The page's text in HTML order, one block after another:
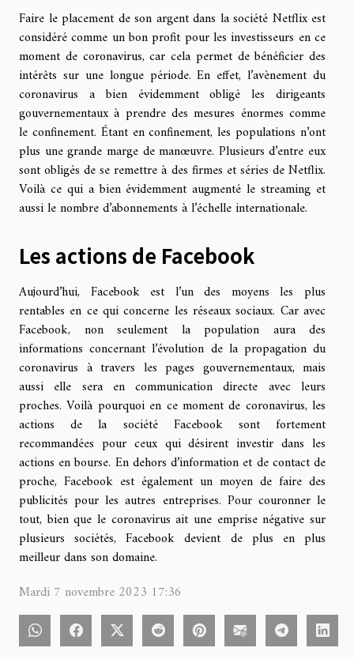
Faire le placement de son argent dans la société Netflix est
considéré comme un bon profit pour les investisseurs en ce
moment de coronavirus, car cela permet de bénéficier des
intérêts sur une longue période. En effet, l’avènement du
coronavirus a bien évidemment obligé les dirigeants
gouvernementaux à prendre des mesures énormes comme
le confinement. Étant en confinement, les populations n’ont
plus une grande marge de manœuvre. Plusieurs d’entre eux
sont obligés de se remettre à des firmes et séries de Netflix.
Voilà ce qui a bien évidemment augmenté le streaming et
aussi le nombre d’abonnements à l’échelle internationale.
Les actions de Facebook
Aujourd’hui, Facebook est l’un des moyens les plus
rentables en ce qui concerne les réseaux sociaux. Car avec
Facebook, non seulement la population aura des
informations concernant l’évolution de la propagation du
coronavirus à travers les pages gouvernementaux, mais
aussi elle sera en communication directe avec leurs
proches. Voilà pourquoi en ce moment de coronavirus, les
actions de la société Facebook sont fortement
recommandées pour ceux qui désirent investir dans les
actions en bourse. En dehors d’information et de contact de
proche, Facebook est également un moyen de faire des
publicités pour les autres entreprises. Pour couronner le
tout, bien que le coronavirus ait une emprise négative sur
plusieurs sociétés, Facebook devient de plus en plus
meilleur dans son domaine.
Mardi 7 novembre 2023 17:36